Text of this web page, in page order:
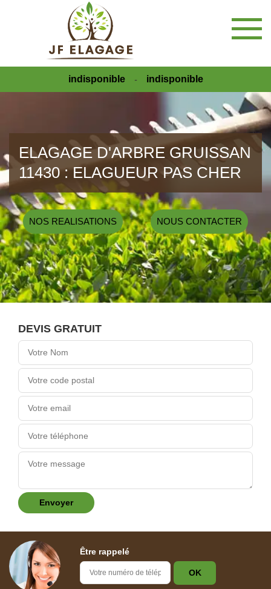
indisponible - indisponible
ELAGAGE D'ARBRE GRUISSAN
11430 : ELAGUEUR PAS CHER
NOS REALISATIONS NOUS CONTACTER
DEVIS GRATUIT
Être rappelé